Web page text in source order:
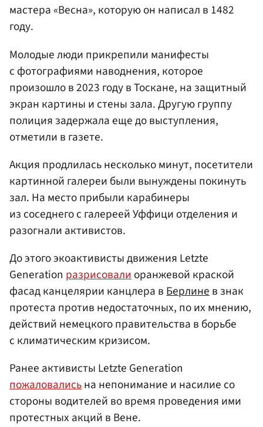
мастера «Весна», которую он написал в 1482
году.
Молодые люди прикрепили манифесты
с фотографиями наводнения, которое
произошло в 2023 году в Тоскане, на защитный
экран картины и стены зала. Другую группу
полиция задержала еще до выступления,
отметили в газете.
Акция продлилась несколько минут, посетители
картинной галереи были вынуждены покинуть
зал. На место прибыли карабинеры
из соседнего с галереей Уффици отделения и
разогнали активистов.
До этого экоактивисты движения Letzte
Generation разрисовалиоранжевой краской
фасад канцелярии канцлера вБерлинев знак
протеста против недостаточных, по их мнению,
действий немецкого правительства в борьбе
с климатическим кризисом.
Ранее активисты Letzte Generation
пожаловалисьна непонимание и насилие со
стороны водителей во время проведения ими
протестных акций в Вене.